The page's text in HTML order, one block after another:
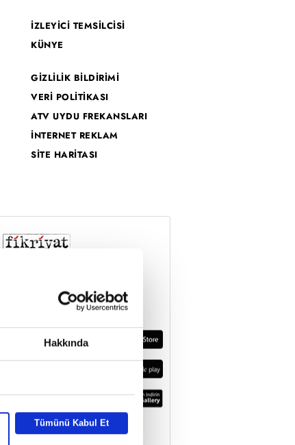
Hakkında
Tümünü Kabul Et
İZLEYİCİ TEMSİLCİSİ
KÜNYE
GİZLİLİK BİLDİRİMİ
VERİ POLİTİKASI
ATV UYDU FREKANSLARI
İNTERNET REKLAM
SİTE HARİTASI